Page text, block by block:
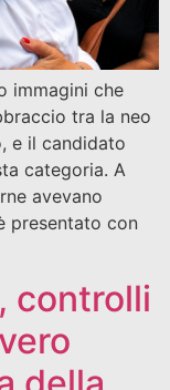
immagini che
tra la neo
e il candidato
categoria. A
avevano
presentato con
controlli